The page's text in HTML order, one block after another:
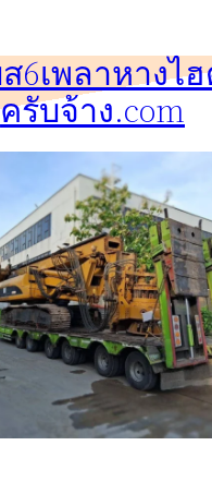
ส6เพลาหางไ
ครับจ้าง.com